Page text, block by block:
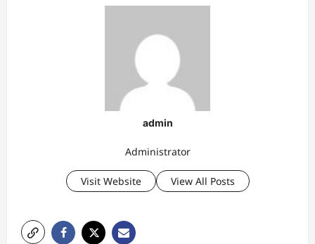
admin
Administrator
Visit Website View All Posts